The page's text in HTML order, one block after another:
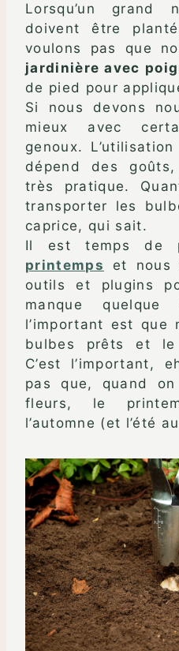
Lorsqu’un grand
doivent être
voulons pas que
jardinière avec
de pied pour
Si nous devons
mieux avec
genoux.
dépend des
très pratique.
transporter les
caprice, qui sait.
Il est temps de
printemps et nous
outils et plugins
manque
l’important est que
bulbes prêts et le
C’est l’important,
pas que, quand
fleurs, le
l’automne (et l’été